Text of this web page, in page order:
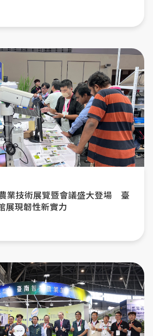
業技術展覽暨會議盛大登場 臺
展現韌性新實力